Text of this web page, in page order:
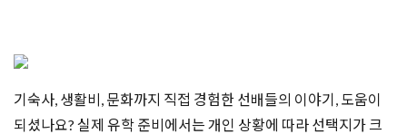
기숙사, 생활비, 문화까지 직접 경험한 선배들의 이야기, 도움이
되셨나요? 실제 유학 준비에서는 개인 상황에 따라 선택지가 크